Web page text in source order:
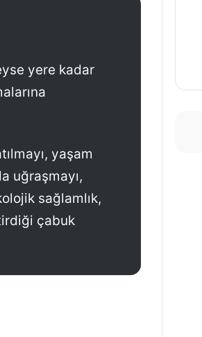
yere kadar
yaşam
uğraşmayı,
sağlamlık,
çabuk